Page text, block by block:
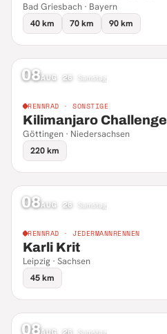
Bad Griesbach · Bayern
40 km
70 km 90 km
08AUG 26 Samstag
RENNRAD · SONSTIGE
Kilimanjaro Challenge
Göttingen · Niedersachsen
220 km
08AUG 26 Samstag
RENNRAD · JEDERMANNRENNEN
Karli Krit
Leipzig · Sachsen
45 km
08AUG 26 Samstag